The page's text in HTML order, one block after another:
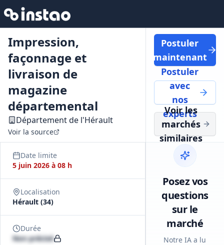
Impression,
façonnage et
livraison de
magazine
départemental
Département de l'Hérault
Voir la source
Date limite
5 juin 2026 à 08 h
Localisation
Hérault (34)
Durée
Non précisé
Postuler
maintenant
Postuler
avec
nos
experts
Voir les
marchés
similaires
Posez vos
questions
sur le
marché
Notre IA a lu